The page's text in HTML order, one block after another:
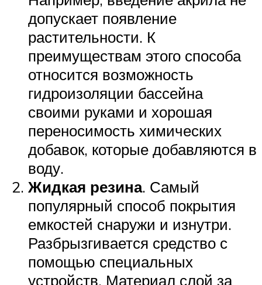
допускает появление
растительности. К
преимуществам этого способа
относится возможность
гидроизоляции бассейна
своими руками и хорошая
переносимость химических
добавок, которые добавляются в
воду.
Жидкая резина. Самый
популярный способ покрытия
емкостей снаружи и изнутри.
Разбрызгивается средство с
помощью специальных
устройств. Материал слой за